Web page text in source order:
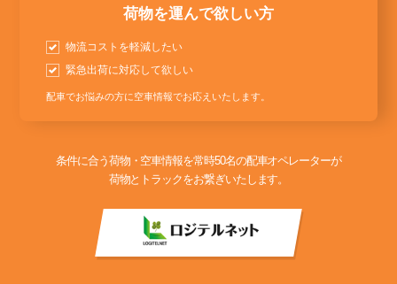
荷物を運んで欲しい方
物流コストを軽減したい
緊急出荷に対応して欲しい
配車でお悩みの方に空車情報でお応えいたします。
条件に合う荷物・空車情報を常時50名の配車オペレーターが
荷物とトラックをお繋ぎいたします。